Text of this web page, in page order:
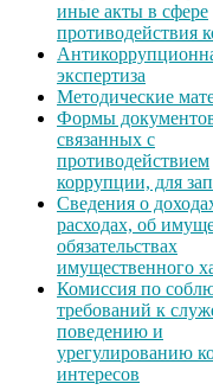
иные акты в сфере
противодействия
экспертиза
Методические
Формы
связанных с
противодействием
коррупции, для
Сведения о
расходах, об
обязательствах
имущественного
Комиссия по
требований к
поведению и
урегулированию
интересов